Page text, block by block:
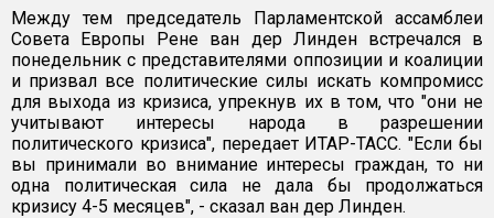
Между тем председатель Парламентской ассамблеи
Совета Европы Рене ван дер Линден встречался в
понедельник с представителями оппозиции и коалиции
и призвал все политические силы искать компромисс
для выхода из кризиса, упрекнув их в том, что "они не
учитывают интересы народа в разрешении
политического кризиса", передает ИТАР-ТАСС. "Если бы
вы принимали во внимание интересы граждан, то ни
одна политическая сила не дала бы продолжаться
кризису 4-5 месяцев", - сказал ван дер Линден.